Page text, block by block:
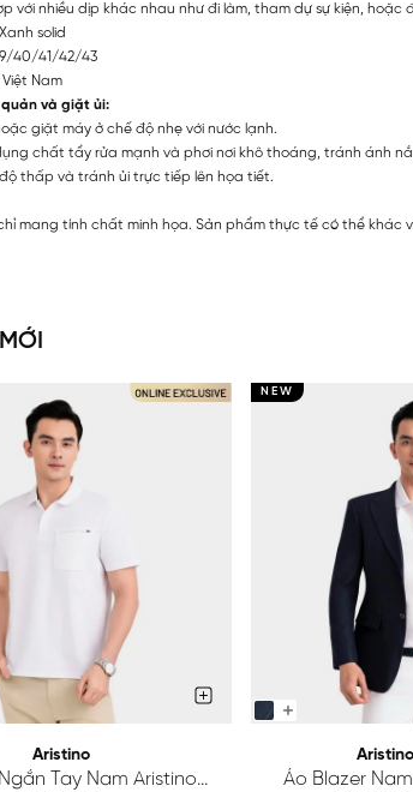
với nhiều dịp khác nhau như đi làm, tham dự sự kiện, hoặc
Xanh solid
40/41/42/43
Việt Nam
và giặt ủi:
giặt máy ở chế độ nhẹ với nước lạnh.
chất tẩy rửa mạnh và phơi nơi khô thoáng, tránh ánh
thấp và tránh ủi trực tiếp lên họa tiết.
mang tính chất minh họa. Sản phẩm thực tế có thể
Aristino
Tay Nam Aristino
NEW
Áo Blazer